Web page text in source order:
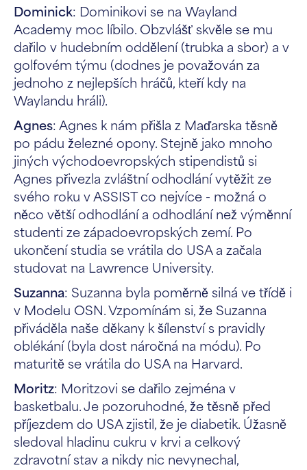
Dominick: Dominikovi se na Wayland
Academy moc líbilo. Obzvlášť skvěle se mu
dařilo v hudebním oddělení (trubka a sbor) a v
golfovém týmu (dodnes je považován za
jednoho z nejlepších hráčů, kteří kdy na
Waylandu hráli).
Agnes: Agnes k nám přišla z Maďarska těsně
po pádu železné opony. Stejně jako mnoho
jiných východoevropských stipendistů si
Agnes přivezla zvláštní odhodlání vytěžit ze
svého roku v ASSIST co nejvíce - možná o
něco větší odhodlání a odhodlání než výměnní
studenti ze západoevropských zemí. Po
ukončení studia se vrátila do USA a začala
studovat na Lawrence University.
Suzanna: Suzanna byla poměrně silná ve třídě i
v Modelu OSN. Vzpomínám si, že Suzanna
přiváděla naše děkany k šílenství s pravidly
oblékání (byla dost náročná na módu). Po
maturitě se vrátila do USA na Harvard.
Moritz: Moritzovi se dařilo zejména v
basketbalu. Je pozoruhodné, že těsně před
příjezdem do USA zjistil, že je diabetik. Úžasně
sledoval hladinu cukru v krvi a celkový
zdravotní stav a nikdy nic nevynechal,